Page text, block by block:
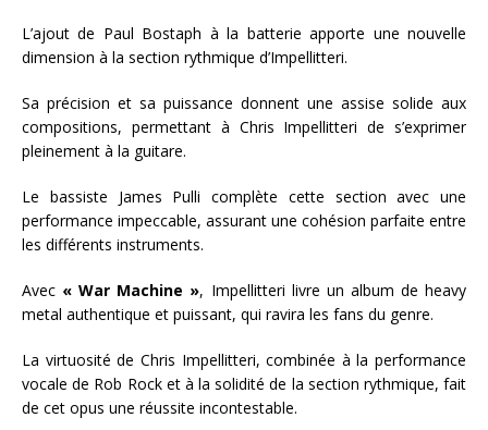
L’ajout de Paul Bostaph à la batterie apporte une nouvelle
dimension à la section rythmique d’Impellitteri.
Sa précision et sa puissance donnent une assise solide aux
compositions, permettant à Chris Impellitteri de s’exprimer
pleinement à la guitare.
Le bassiste James Pulli complète cette section avec une
performance impeccable, assurant une cohésion parfaite entre
les différents instruments.
Avec « War Machine », Impellitteri livre un album de heavy
metal authentique et puissant, qui ravira les fans du genre.
La virtuosité de Chris Impellitteri, combinée à la performance
vocale de Rob Rock et à la solidité de la section rythmique, fait
de cet opus une réussite incontestable.